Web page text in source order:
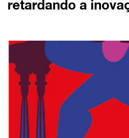
retardando a